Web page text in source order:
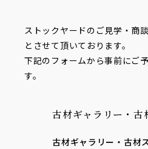
ストックヤードのご見学・商
とさせて頂いております。
下記のフォームから事前にご
す。
古材ギャラリー・古
古材ギャラリー・古材